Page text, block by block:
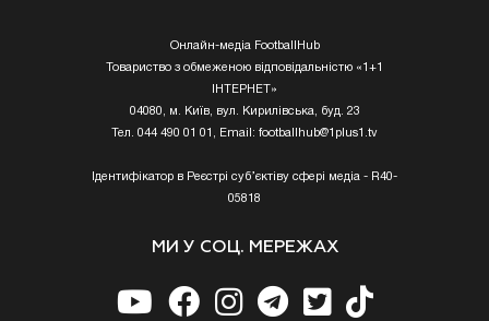
Онлайн-медіа FootballHub
Товариство з обмеженою відповідальністю «1+1
ІНТЕРНЕТ»
04080, м. Київ, вул. Кирилівська, буд. 23
Тел. 044 490 01 01, Email: footballhub@1plus1.tv
Ідентифікатор в Реєстрі суб’єктіву сфері медіа - R40-
05818
МИ У СОЦ. МЕРЕЖАХ